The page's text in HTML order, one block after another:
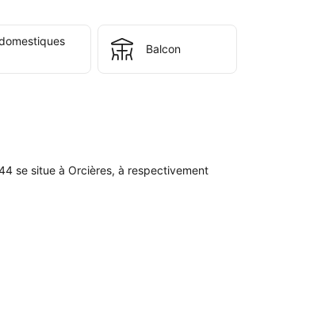
Balcon
se situe à Orcières, à respectivement